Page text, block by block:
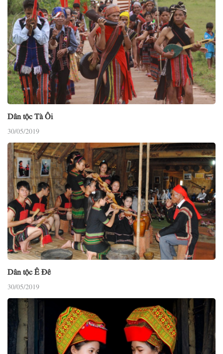
Dân tộc Tà Ôi
30/05/2019
Dân tộc Ê Đê
30/05/2019